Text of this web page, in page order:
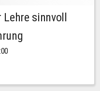
sinnvoll
Servicestelle LehreLernen)